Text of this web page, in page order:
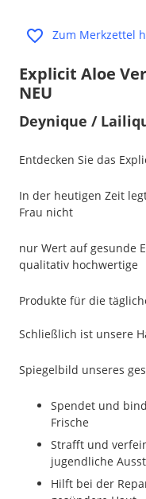
Zum Merkzettel
Explicit Aloe
NEU
Deynique /
Entdecken Sie das
In der heutigen Zeit
Frau nicht
nur Wert auf gesunde
qualitativ hochwertige
Produkte für die
Schließlich ist unsere
Spiegelbild unseres
Spendet und
Frische
Strafft und
jugendliche
Hilft bei der